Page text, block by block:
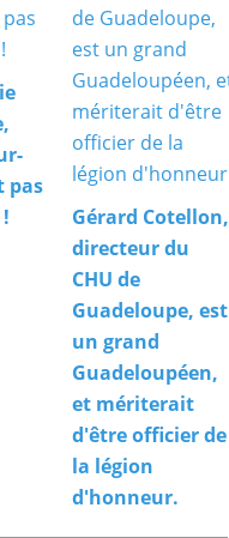
pas
Gérard Cotellon,
directeur du
CHU de
Guadeloupe, est
un grand
Guadeloupéen,
et mériterait
d'être officier de
la légion
d'honneur.